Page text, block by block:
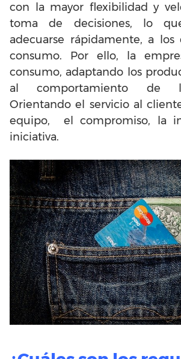
con la mayor flexibilidad y
toma de decisiones, lo
adecuarse rápidamente, a
consumo. Por ello, la
consumo, adaptando los
al comportamiento de
Orientando el servicio al
equipo, el compromiso, la
iniciativa.